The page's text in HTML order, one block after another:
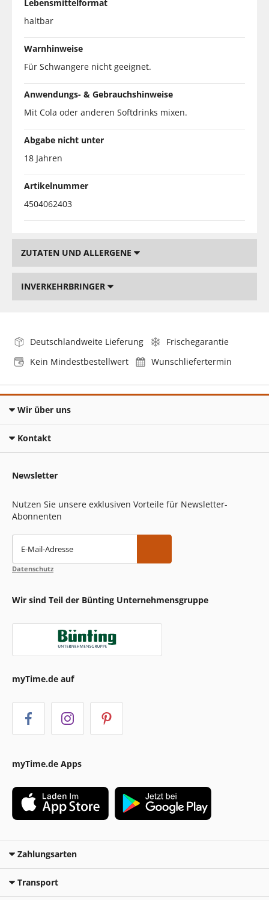
Lebensmittelformat
haltbar
Warnhinweise
Für Schwangere nicht geeignet.
Anwendungs- & Gebrauchshinweise
Mit Cola oder anderen Softdrinks mixen.
Abgabe nicht unter
18 Jahren
Artikelnummer
4504062403
ZUTATEN UND ALLERGENE
INVERKEHRBRINGER
Deutschlandweite Lieferung
Frischegarantie
Kein Mindestbestellwert
Wunschliefertermin
Wir über uns
Kontakt
Newsletter
Nutzen Sie unsere exklusiven Vorteile für Newsletter-
Abonnenten
E-Mail-Adresse
Datenschutz
Wir sind Teil der Bünting Unternehmensgruppe
myTime.de auf
myTime.de Apps
Zahlungsarten
Transport